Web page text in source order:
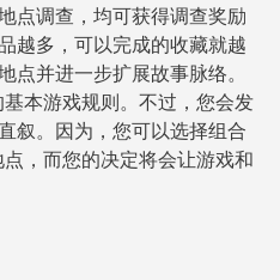
点调查，均可获得调查奖励
越多，可以完成的收藏就越
点并进一步扩展故事脉络。
本游戏规则。不过，您会发
叙。因为，您可以选择组合
，而您的决定将会让游戏和